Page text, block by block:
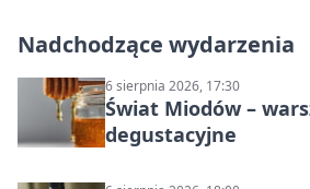
Nadchodzące wydarzenia
6 sierpnia 2026, 17:30
Świat Miodów –
degustacyjne